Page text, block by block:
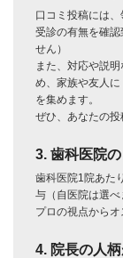
口コミ投稿には
受診の有無を確
せん）
また、対応や説
め、家族や友人
を集めます。
ぜひ、あなたの投
3. 歯科医院
歯科医院1院あた
与（自医院は選べ
プロの視点からオ
4. 院長の人